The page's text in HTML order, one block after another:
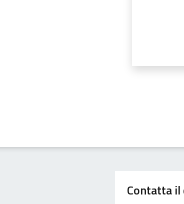
Contatta il